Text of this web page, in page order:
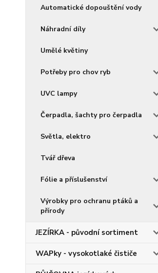
Automatické dopouštění vody
Náhradní díly
Umělé květiny
Potřeby pro chov ryb
UVC lampy
Čerpadla, šachty pro čerpadla
Světla, elektro
Tvář dřeva
Fólie a příslušenství
Výrobky pro ochranu ptáků a
přírody
JEZÍRKA - původní sortiment
WAPky - vysokotlaké čističe